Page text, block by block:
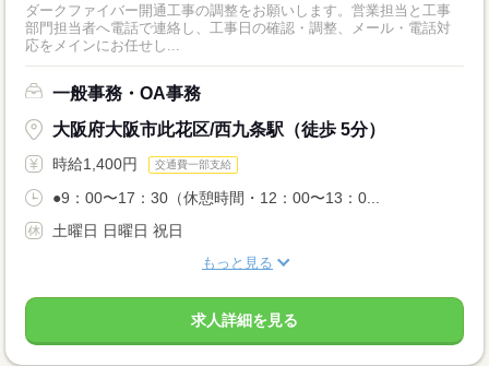
ダークファイバー開通工事の調整をお願いします。営業担当と工事
部門担当者へ電話で連絡し、工事日の確認・調整、メール・電話対
応をメインにお任せし...
一般事務・OA事務
大阪府大阪市此花区/西九条駅（徒歩 5分）
時給1,400円 交通費一部支給
●9：00〜17：30（休憩時間・12：00〜13：0...
土曜日 日曜日 祝日
もっと見る
求人詳細を見る